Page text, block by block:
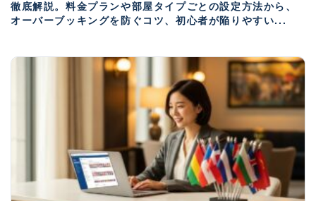
徹底解説。料金プランや部屋タイプごとの設定方法から、
オーバーブッキングを防ぐコツ、初心者が陥りやすい...